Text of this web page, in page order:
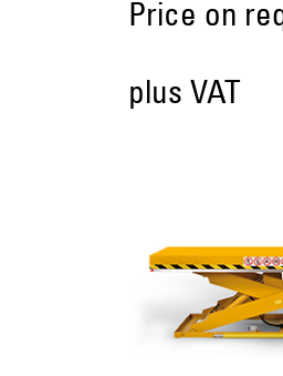
Price on
plus VAT